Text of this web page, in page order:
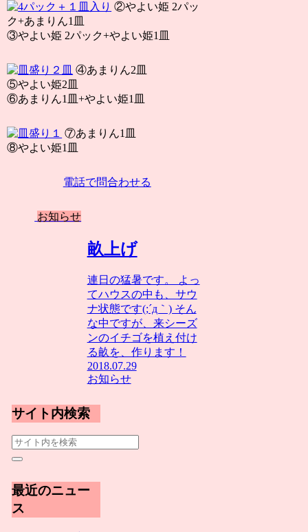
②やよい姫 2パッ
ク+あまりん1皿
③やよい姫 2パック+やよい姫1皿
④あまりん2皿
⑤やよい姫2皿
⑥あまりん1皿+やよい姫1皿
⑦あまりん1皿
⑧やよい姫1皿
電話で問合わせる
お知らせ
畝上げ
連日の猛暑です。 よっ
てハウスの中も、サウ
ナ状態です(;´д｀) そん
な中ですが、来シーズ
ンのイチゴを植え付け
る畝を、作ります！
2018.07.29
お知らせ
サイト内検索
最近のニュー
ス